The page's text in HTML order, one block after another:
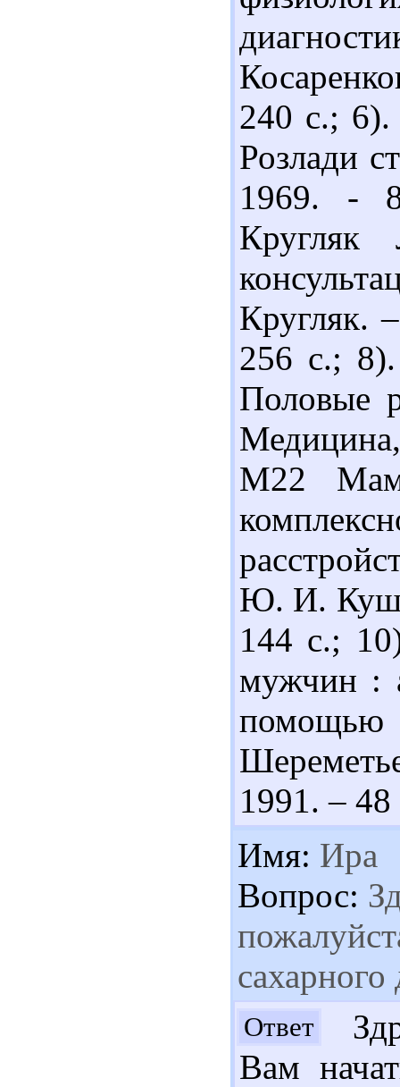
240 с.; 6).
Розлади
1969. -
Кругляк.
256 с.;
Половые
М22
Ю. И.
144 с.;
мужчин :
1991. – 48
Имя: Ира
Вопрос:
сахарного
Ответ
Вам